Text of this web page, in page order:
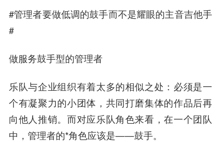
#管理者要做低调的鼓手而不是耀眼的主音吉他手
#
做服务鼓手型的管理者
乐队与企业组织有着太多的相似之处：必须是一
个有凝聚力的小团体，共同打磨集体的作品后再
向他人推销。而对应乐队角色来看，在一个团队
中，管理者的*角色应该是——鼓手。